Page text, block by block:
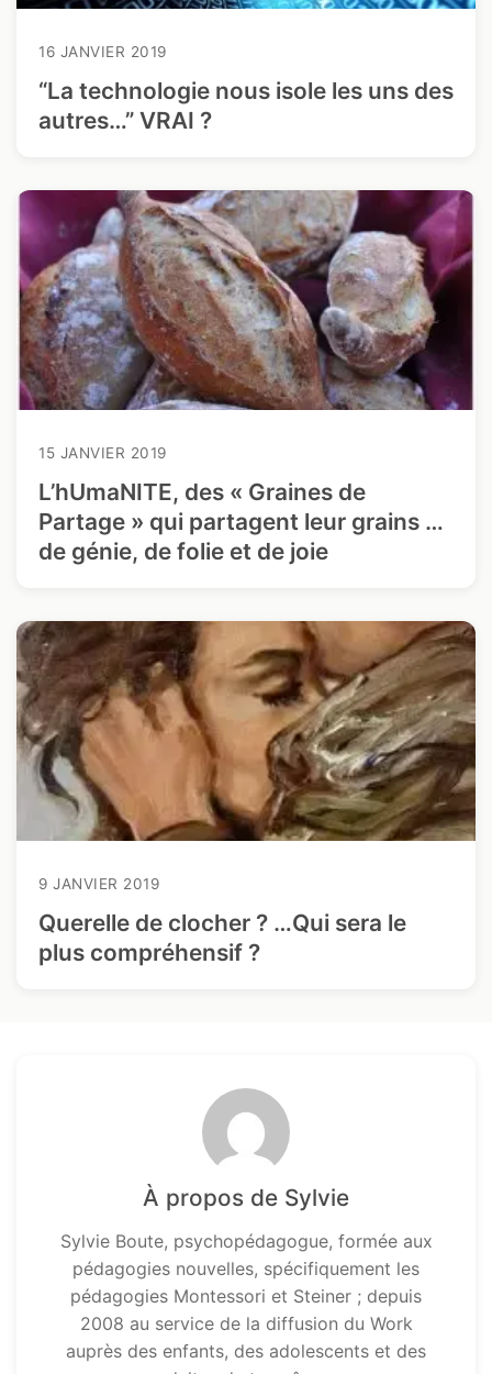
16 JANVIER 2019
“La technologie nous isole les uns des
autres…” VRAI ?
15 JANVIER 2019
L’hUmaNITE, des « Graines de
Partage » qui partagent leur grains …
de génie, de folie et de joie
9 JANVIER 2019
Querelle de clocher ? …Qui sera le
plus compréhensif ?
À propos de Sylvie
Sylvie Boute, psychopédagogue, formée aux
pédagogies nouvelles, spécifiquement les
pédagogies Montessori et Steiner ; depuis
2008 au service de la diffusion du Work
auprès des enfants, des adolescents et des